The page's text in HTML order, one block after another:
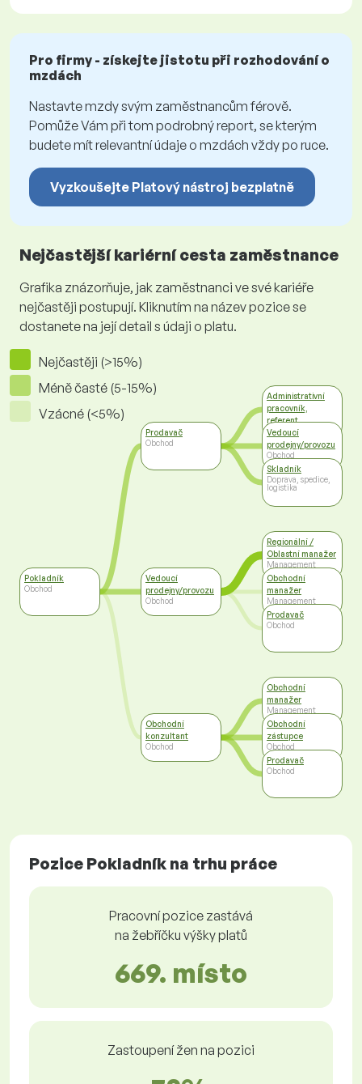
Pro firmy - získejte jistotu při rozhodování o
mzdách
Nastavte mzdy svým zaměstnancům férově.
Pomůže Vám při tom podrobný report, se kterým
budete mít relevantní údaje o mzdách vždy po ruce.
Vyzkoušejte Platový nástroj bezplatně
Nejčastější kariérní cesta zaměstnance
Grafika znázorňuje, jak zaměstnanci ve své kariéře
nejčastěji postupují. Kliknutím na název pozice se
dostanete na její detail s údaji o platu.
Nejčastěji (>15%)
Méně časté (5-15%)
Vzácné (<5%)
Pokladník
Obchod
Prodavač
Obchod
Vedoucí
prodejny/provozu
Obchod
Obchodní
konzultant
Obchod
Administrativní
pracovník,
referent
Administrativa
Vedoucí
prodejny/provozu
Obchod
Skladník
Doprava, spedice,
logistika
Regionální /
Oblastní manažer
Management
Obchodní
manažer
Management
Prodavač
Obchod
Obchodní
manažer
Management
Obchodní
zástupce
Obchod
Prodavač
Obchod
Pozice Pokladník na trhu práce
Pracovní pozice zastává
na žebříčku výšky platů
669. místo
Zastoupení žen na pozici